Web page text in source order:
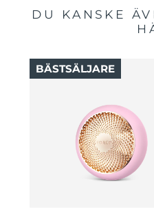
DU KANSKE
BÄSTSÄLJARE